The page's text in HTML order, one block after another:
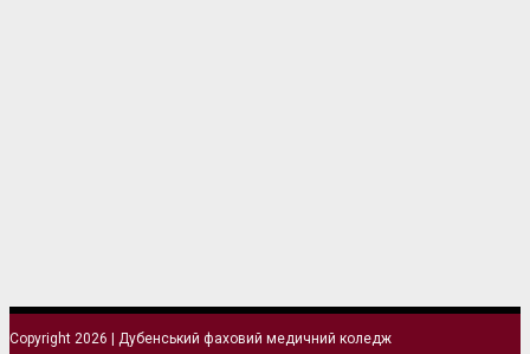
Copyright 2026 | Дубенський фаховий медичний коледж